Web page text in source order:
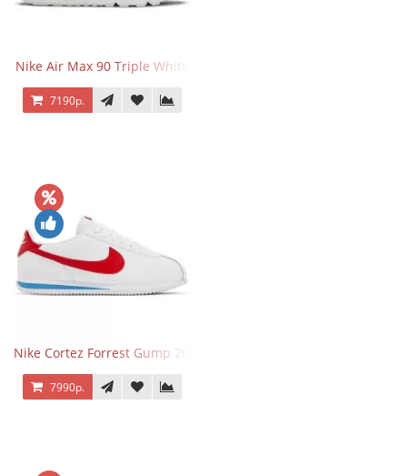
Nike Air Max 90 Triple White
7190р.
Nike Cortez Forrest Gump 2024
7990р.